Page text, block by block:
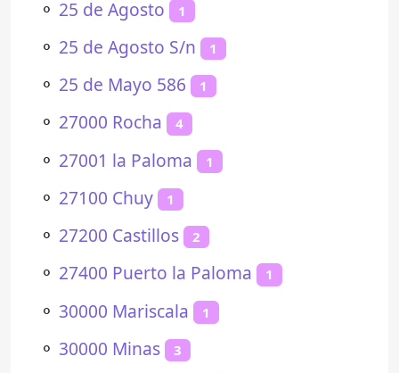
⚬ 25 de Agosto 1
⚬ 25 de Agosto S/n 1
⚬ 25 de Mayo 586 1
⚬ 27000 Rocha 4
⚬ 27001 la Paloma 1
⚬ 27100 Chuy 1
⚬ 27200 Castillos 2
⚬ 27400 Puerto la Paloma 1
⚬ 30000 Mariscala 1
⚬ 30000 Minas 3